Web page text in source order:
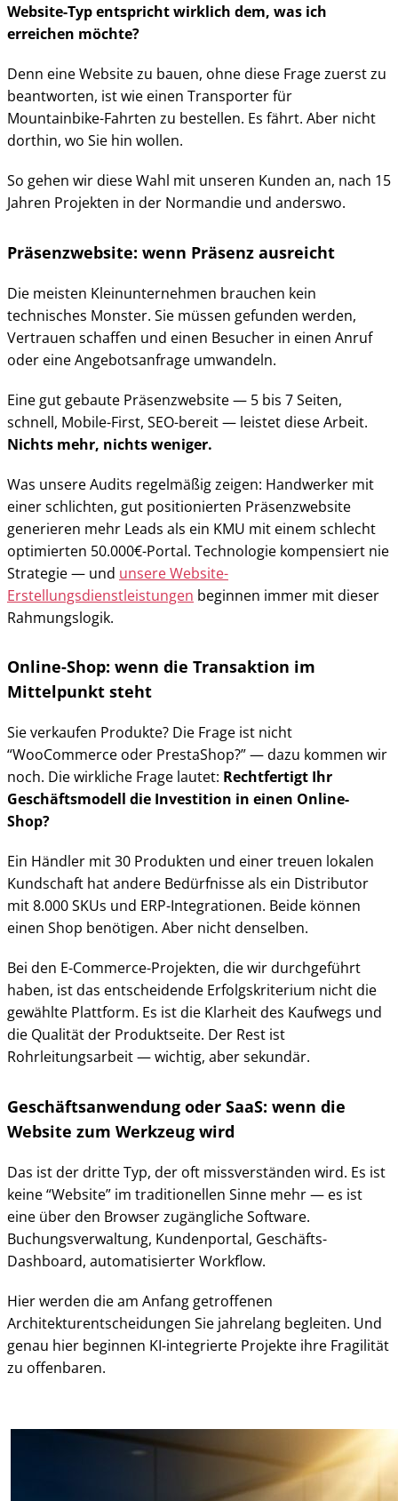
Website-Typ entspricht wirklich dem, was ich
erreichen möchte?
Denn eine Website zu bauen, ohne diese Frage zuerst zu
beantworten, ist wie einen Transporter für
Mountainbike-Fahrten zu bestellen. Es fährt. Aber nicht
dorthin, wo Sie hin wollen.
So gehen wir diese Wahl mit unseren Kunden an, nach 15
Jahren Projekten in der Normandie und anderswo.
Präsenzwebsite: wenn Präsenz ausreicht
Die meisten Kleinunternehmen brauchen kein
technisches Monster. Sie müssen gefunden werden,
Vertrauen schaffen und einen Besucher in einen Anruf
oder eine Angebotsanfrage umwandeln.
Eine gut gebaute Präsenzwebsite — 5 bis 7 Seiten,
schnell, Mobile-First, SEO-bereit — leistet diese Arbeit.
Nichts mehr, nichts weniger.
Was unsere Audits regelmäßig zeigen: Handwerker mit
einer schlichten, gut positionierten Präsenzwebsite
generieren mehr Leads als ein KMU mit einem schlecht
optimierten 50.000€-Portal. Technologie kompensiert nie
Strategie — und unsere Website-
Erstellungsdienstleistungen beginnen immer mit dieser
Rahmungslogik.
Online-Shop: wenn die Transaktion im
Mittelpunkt steht
Sie verkaufen Produkte? Die Frage ist nicht
“WooCommerce oder PrestaShop?” — dazu kommen wir
noch. Die wirkliche Frage lautet: Rechtfertigt Ihr
Geschäftsmodell die Investition in einen Online-
Shop?
Ein Händler mit 30 Produkten und einer treuen lokalen
Kundschaft hat andere Bedürfnisse als ein Distributor
mit 8.000 SKUs und ERP-Integrationen. Beide können
einen Shop benötigen. Aber nicht denselben.
Bei den E-Commerce-Projekten, die wir durchgeführt
haben, ist das entscheidende Erfolgskriterium nicht die
gewählte Plattform. Es ist die Klarheit des Kaufwegs und
die Qualität der Produktseite. Der Rest ist
Rohrleitungsarbeit — wichtig, aber sekundär.
Geschäftsanwendung oder SaaS: wenn die
Website zum Werkzeug wird
Das ist der dritte Typ, der oft missverständen wird. Es ist
keine “Website” im traditionellen Sinne mehr — es ist
eine über den Browser zugängliche Software.
Buchungsverwaltung, Kundenportal, Geschäfts-
Dashboard, automatisierter Workflow.
Hier werden die am Anfang getroffenen
Architekturentscheidungen Sie jahrelang begleiten. Und
genau hier beginnen KI-integrierte Projekte ihre Fragilität
zu offenbaren.